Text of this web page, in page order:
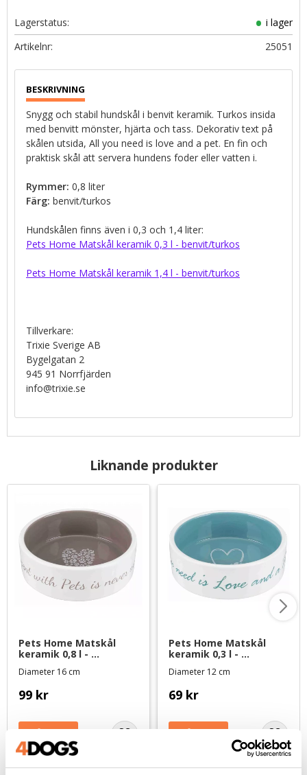
Lagerstatus
i lager
Artikelnr
25051
Snygg och stabil hundskål i benvit keramik. Turkos insida
med benvitt mönster, hjärta och tass. Dekorativ text på
skålen utsida, All you need is love and a pet. En fin och
praktisk skål att servera hundens foder eller vatten i.
Rymmer: 0,8 liter
Färg: benvit/turkos
Hundskålen finns även i 0,3 och 1,4 liter:
Pets Home Matskål keramik 0,3 l - benvit/turkos
Pets Home Matskål keramik 1,4 l - benvit/turkos
Tillverkare:
Trixie Sverige AB
Bygelgatan 2
945 91 Norrfjärden
info@trixie.se
Liknande produkter
Pets Home Matskål
keramik 0,8 l -
Diameter 16 cm
99 kr
Pets Home Matskål
keramik 0,3 l -
Diameter 12 cm
69 kr